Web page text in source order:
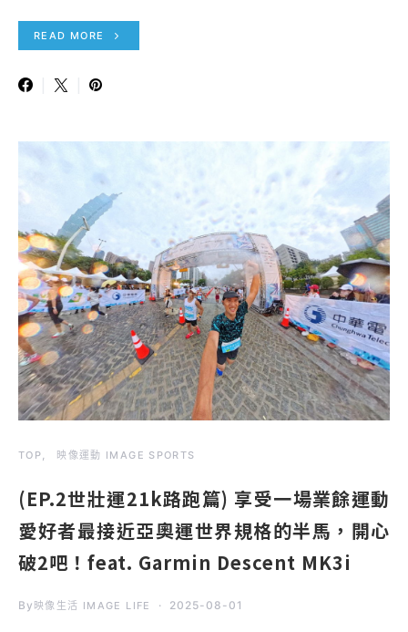
READ MORE
TOP 映像運動 IMAGE SPORTS
(EP.2世壯運21k路跑篇) 享受一場業餘運動
愛好者最接近亞奧運世界規格的半馬，開心
破2吧！feat. Garmin Descent MK3i
By 映像生活 IMAGE LIFE 2025-08-01